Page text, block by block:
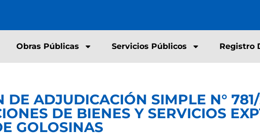
Obras Públicas Servicios Públicos Registro
DE ADJUDICACIÓN SIMPLE N°
DE BIENES Y SERVICIOS
GOLOSINAS